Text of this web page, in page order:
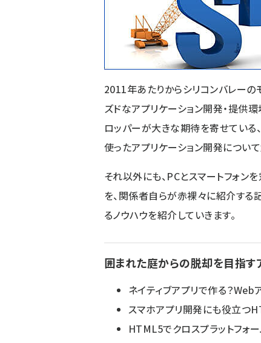
2011年あたりからシリコンバレーの
ズドなアプリケーション開発・提供
ロッパーが大きな期待を寄せてい
使ったアプリケーション開発について
それ以外にも、PCとスマートフォン
を、関係者自らが赤裸々に紹介する
るノウハウを紹介していきます。
囲まれた庭からの脱却を目指す
ネイティブアプリで作る？Web
スマホアプリ開発にも役立つ
HTML5でクロスプラットフォ